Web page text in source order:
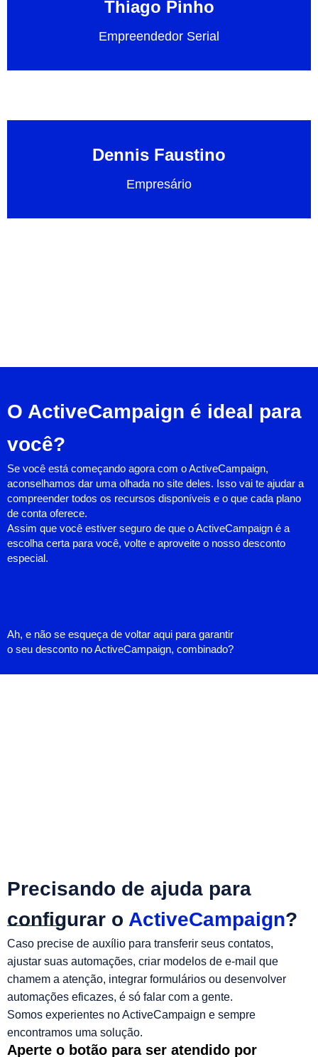
Thiago Pinho
Empreendedor Serial
Dennis Faustino
Empresário
O ActiveCampaign é ideal para
você?
Se você está começando agora com o ActiveCampaign,
aconselhamos dar uma olhada no site deles. Isso vai te ajudar a
compreender todos os recursos disponíveis e o que cada plano
de conta oferece.
Assim que você estiver seguro de que o ActiveCampaign é a
escolha certa para você, volte e aproveite o nosso desconto
especial.
Ah, e não se esqueça de voltar aqui para garantir
o seu desconto no ActiveCampaign, combinado?
Precisando de ajuda para
configurar o ActiveCampaign?
Caso precise de auxílio para transferir seus contatos,
ajustar suas automações, criar modelos de e-mail que
chamem a atenção, integrar formulários ou desenvolver
automações eficazes, é só falar com a gente.
Somos experientes no ActiveCampaign e sempre
encontramos uma solução.
Aperte o botão para ser atendido por